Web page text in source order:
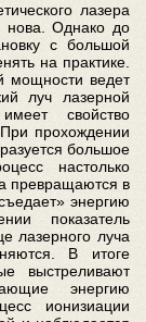
лазера
нова. Однако до
с большой
на практике.
мощности ведет
луч лазерной
свойство
прохождении
большое
настолько
превращаются в
энергию
показатель
лазерного луча
В итоге
выстреливают
энергию
ионизиации